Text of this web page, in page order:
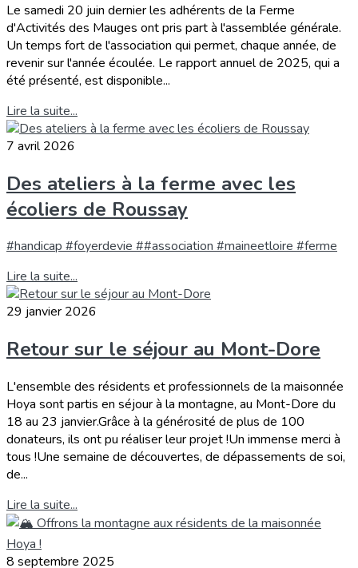
Le samedi 20 juin dernier les adhérents de la Ferme
d'Activités des Mauges ont pris part à l'assemblée générale.
Un temps fort de l'association qui permet, chaque année, de
revenir sur l'année écoulée. Le rapport annuel de 2025, qui a
été présenté, est disponible...
Lire la suite...
7 avril 2026
Des ateliers à la ferme avec les
écoliers de Roussay
#handicap #foyerdevie ##association #maineetloire #ferme
Lire la suite...
29 janvier 2026
Retour sur le séjour au Mont-Dore
L'ensemble des résidents et professionnels de la maisonnée
Hoya sont partis en séjour à la montagne, au Mont-Dore du
18 au 23 janvier.Grâce à la générosité de plus de 100
donateurs, ils ont pu réaliser leur projet !Un immense merci à
tous !Une semaine de découvertes, de dépassements de soi,
de...
Lire la suite...
8 septembre 2025